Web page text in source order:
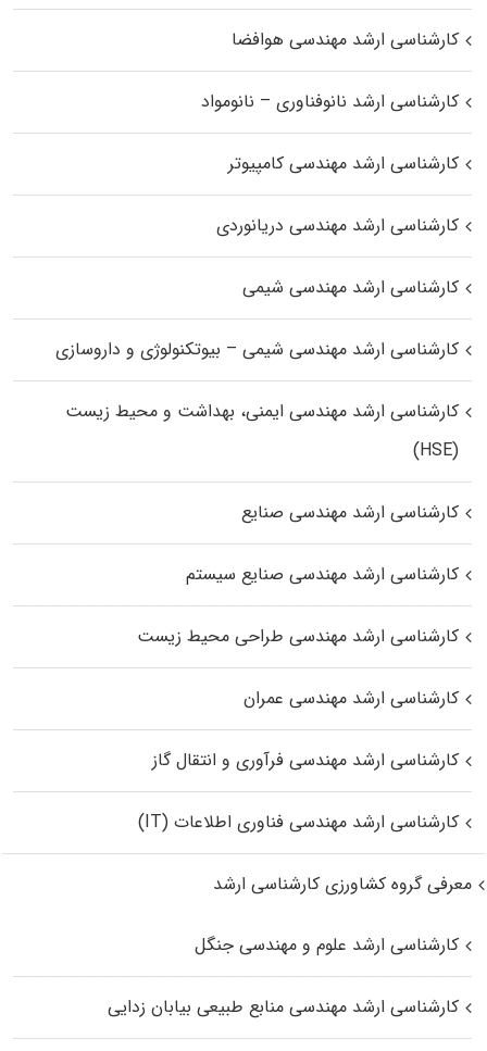
کارشناسی ارشد مهندسی هوافضا
کارشناسی ارشد نانوفناوری – نانومواد
کارشناسی ارشد مهندسی کامپیوتر
کارشناسی ارشد مهندسی دریانوردی
کارشناسی ارشد مهندسی شیمی
کارشناسی ارشد مهندسی شیمی – بیوتکنولوژی و داروسازی
کارشناسی ارشد مهندسی ایمنی، بهداشت و محیط زیست
(HSE)
کارشناسی ارشد مهندسی صنایع
کارشناسی ارشد مهندسی صنایع سیستم
کارشناسی ارشد مهندسی طراحی محیط زیست
کارشناسی ارشد مهندسی عمران
کارشناسی ارشد مهندسی فرآوری و انتقال گاز
کارشناسی ارشد مهندسی فناوری اطلاعات (IT)
معرفی گروه کشاورزی کارشناسی ارشد
کارشناسی ارشد علوم و مهندسی جنگل
کارشناسی ارشد مهندسی منابع طبیعی بیابان زدایی